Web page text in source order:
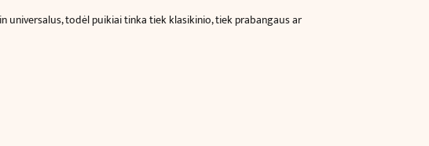
universalus, todėl puikiai tinka tiek klasikinio, tiek prabangaus ar